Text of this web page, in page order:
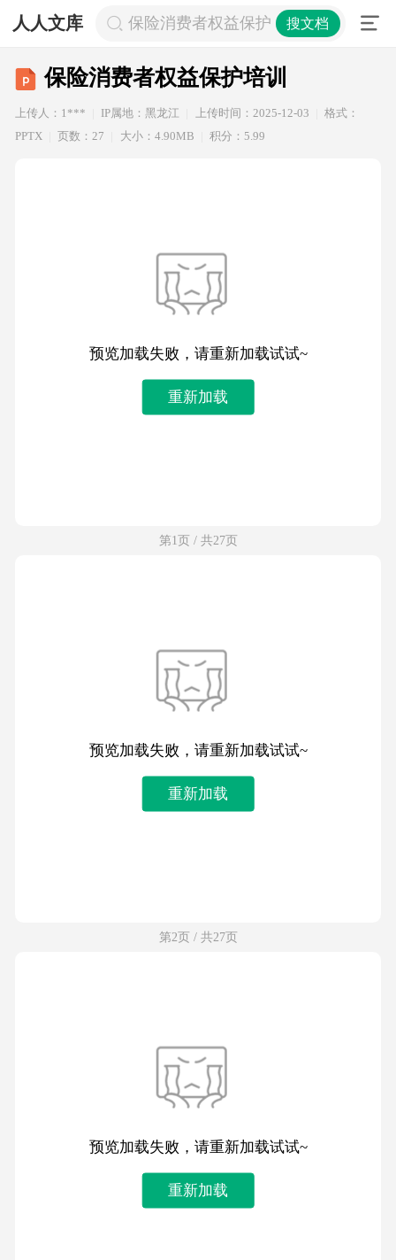
人人文库 保险消费者权益保护培训搜文档
保险消费者权益保护培训
上传人：1*** IP属地：黑龙江 上传时间：2025-12-03
格式：
PPTX
页数：27 大小：4.90MB 积分：5.99
预览加载失败，请重新加载试试~
重新加载
第1页 / 共27页
预览加载失败，请重新加载试试~
重新加载
第2页 / 共27页
预览加载失败，请重新加载试试~
重新加载